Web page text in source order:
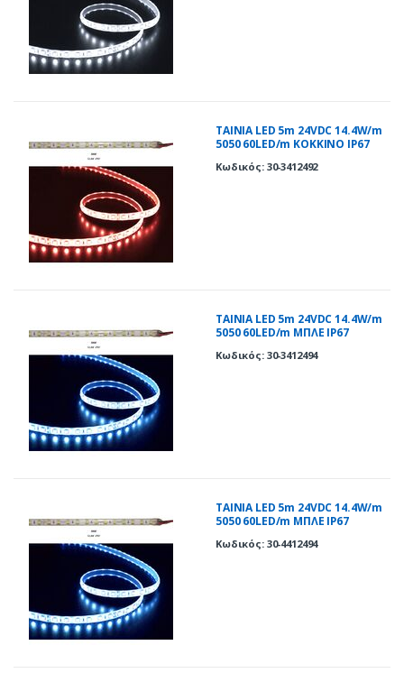
ΤΑΙΝΙΑ LED 5m 24VDC 14.4W/m
5050 60LED/m ΚΟΚΚΙΝΟ IP67
Κωδικός: 30-3412492
ΤΑΙΝΙΑ LED 5m 24VDC 14.4W/m
5050 60LED/m ΜΠΛΕ IP67
Κωδικός: 30-3412494
ΤΑΙΝΙΑ LED 5m 24VDC 14.4W/m
5050 60LED/m ΜΠΛΕ IP67
Κωδικός: 30-4412494